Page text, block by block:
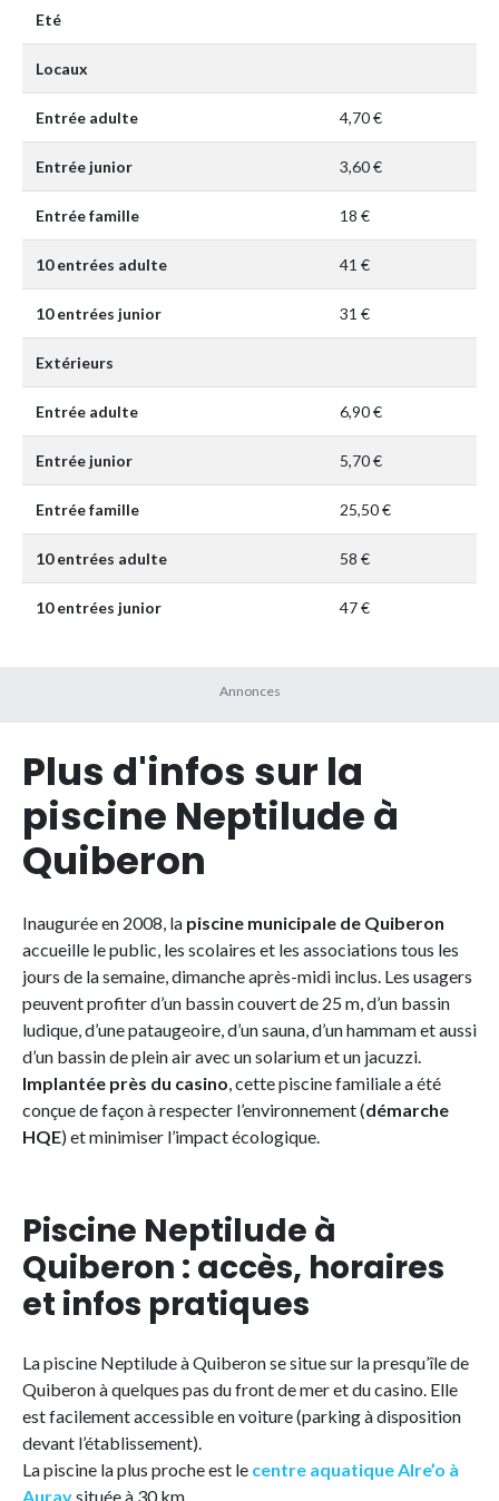
Eté
Locaux
Entrée adulte 4,70 €
Entrée junior 3,60 €
Entrée famille 18 €
10 entrées adulte 41 €
10 entrées junior 31 €
Extérieurs
Entrée adulte 6,90 €
Entrée junior 5,70 €
Entrée famille 25,50 €
10 entrées adulte 58 €
10 entrées junior 47 €
Plus d'infos sur la
piscine Neptilude à
Quiberon
Inaugurée en 2008, la piscine municipale de Quiberon
accueille le public, les scolaires et les associations tous les
jours de la semaine, dimanche après-midi inclus. Les usagers
peuvent profiter d’un bassin couvert de 25 m, d’un bassin
ludique, d’une pataugeoire, d’un sauna, d’un hammam et aussi
d’un bassin de plein air avec un solarium et un jacuzzi.
Implantée près du casino, cette piscine familiale a été
conçue de façon à respecter l’environnement (démarche
HQE) et minimiser l’impact écologique.
Piscine Neptilude à
Quiberon : accès, horaires
et infos pratiques
La piscine Neptilude à Quiberon se situe sur la presqu’île de
Quiberon à quelques pas du front de mer et du casino. Elle
est facilement accessible en voiture (parking à disposition
devant l’établissement).
La piscine la plus proche est le centre aquatique Alre’o à
Auraysituée à 30 km.